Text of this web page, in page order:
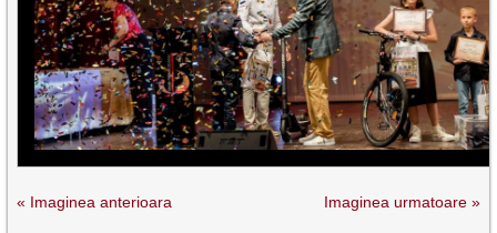
« Imaginea anterioara Imaginea urmatoare »